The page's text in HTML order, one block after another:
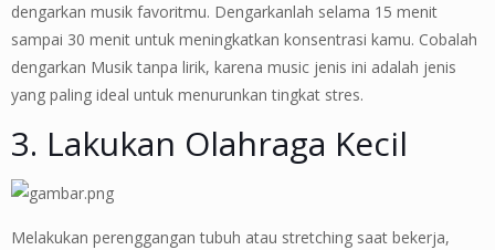
dengarkan musik favoritmu. Dengarkanlah selama 15 menit
sampai 30 menit untuk meningkatkan konsentrasi kamu. Cobalah
dengarkan Musik tanpa lirik, karena music jenis ini adalah jenis
yang paling ideal untuk menurunkan tingkat stres.
3. Lakukan Olahraga Kecil
Melakukan perenggangan tubuh atau stretching saat bekerja,